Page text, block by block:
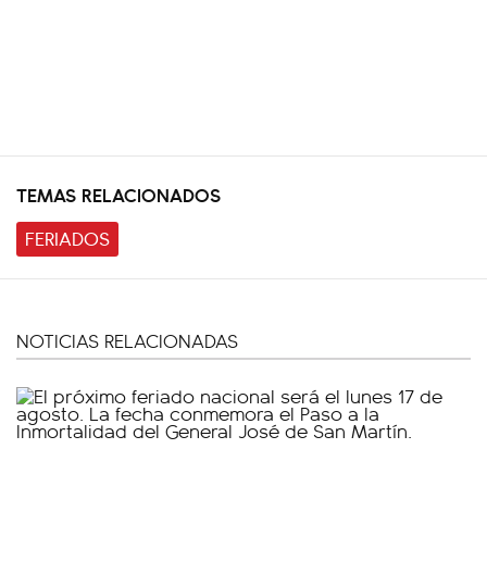
TEMAS RELACIONADOS
FERIADOS
NOTICIAS RELACIONADAS